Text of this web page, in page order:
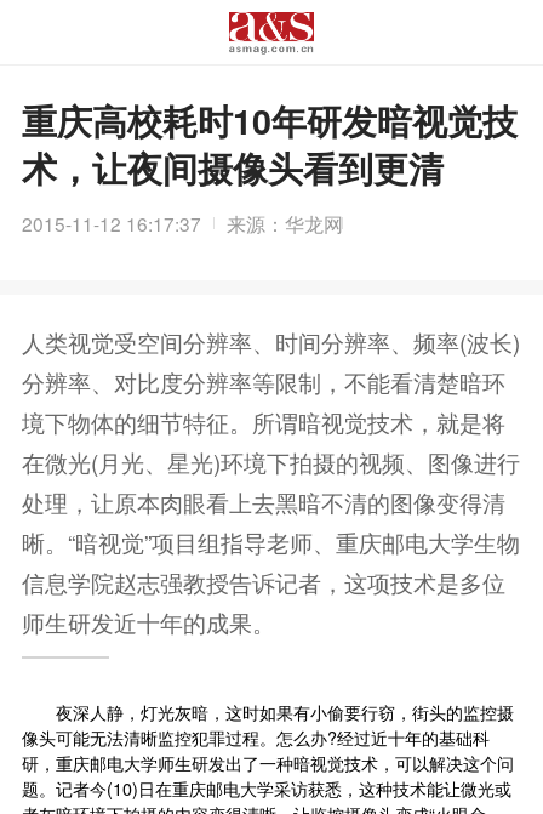
重庆高校耗时10年研发暗视觉技
术，让夜间摄像头看到更清
2015-11-12 16:17:37 来源：华龙网
人类视觉受空间分辨率、时间分辨率、频率(波长)
分辨率、对比度分辨率等限制，不能看清楚暗环
境下物体的细节特征。所谓暗视觉技术，就是将
在微光(月光、星光)环境下拍摄的视频、图像进行
处理，让原本肉眼看上去黑暗不清的图像变得清
晰。“暗视觉”项目组指导老师、重庆邮电大学生物
信息学院赵志强教授告诉记者，这项技术是多位
师生研发近十年的成果。
夜深人静，灯光灰暗，这时如果有小偷要行窃，街头的监控摄
像头可能无法清晰监控犯罪过程。怎么办?经过近十年的基础科
研，重庆邮电大学师生研发出了一种暗视觉技术，可以解决这个问
题。记者今(10)日在重庆邮电大学采访获悉，这种技术能让微光或